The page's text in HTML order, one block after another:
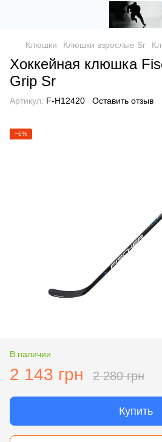
Клюшки Клюшки взрослые Sr
Хоккейная клюшка
Grip Sr
Артикул: F-H12420 Оставить отзыв
−6%
В наличии
2 143 грн 2 280 грн
Купить